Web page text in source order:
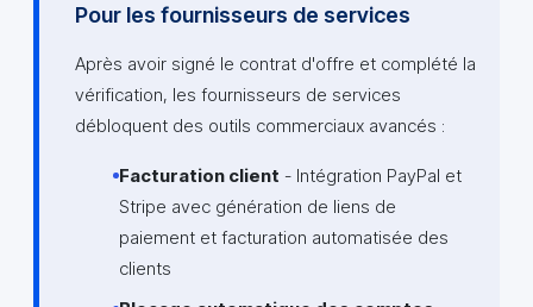
Pour les fournisseurs de services
Après avoir signé le contrat d'offre et complété la
vérification, les fournisseurs de services
débloquent des outils commerciaux avancés :
Facturation client - Intégration PayPal et
Stripe avec génération de liens de
paiement et facturation automatisée des
clients